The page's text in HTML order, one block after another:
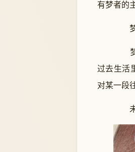
有梦者的
梦
梦
过去生活
对某一段
未